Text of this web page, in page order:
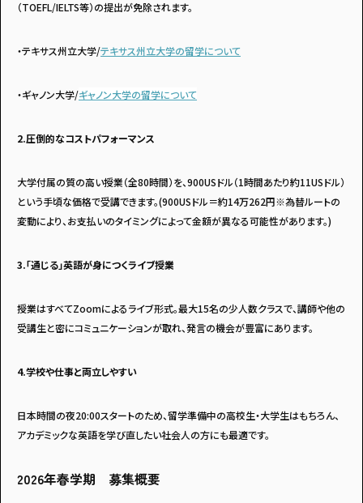
（TOEFL/IELTS等）の提出が免除されます。
・テキサス州立大学/テキサス州立大学の留学について
・ギャノン大学/ギャノン大学の留学について
2.圧倒的なコストパフォーマンス
大学付属の質の高い授業（全80時間）を、900USドル（1時間あたり約11USドル）
という手頃な価格で受講できます。(900USドル＝約14万262円※為替ルートの
変動により、お支払いのタイミングによって金額が異なる可能性があります。)
3.「通じる」英語が身につくライブ授業
授業はすべてZoomによるライブ形式。最大15名の少人数クラスで、講師や他の
受講生と密にコミュニケーションが取れ、発言の機会が豊富にあります。
4.学校や仕事と両立しやすい
日本時間の夜20:00スタートのため、留学準備中の高校生・大学生はもちろん、
アカデミックな英語を学び直したい社会人の方にも最適です。
2026年春学期 募集概要